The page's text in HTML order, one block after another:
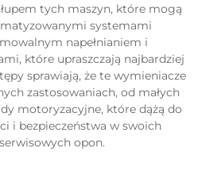
tych maszyn, które mogą
systemami
napełnianiem i
które upraszczają najbardziej
sprawiają, że te wymieniacze
zastosowaniach, od małych
motoryzacyjne, które dążą do
i bezpieczeństwa w swoich
opon.